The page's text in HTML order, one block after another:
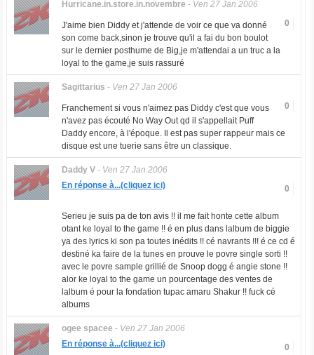
Hurricane.in.store.in.novembre - Ven 27 Jan 2006
0
J'aime bien Diddy et j'attende de voir ce que va donné
son come back,sinon je trouve qu'il a fai du bon boulot
sur le dernier posthume de Big,je m'attendai a un truc a la
loyal to the game,je suis rassuré
Sagittarius - Ven 27 Jan 2006
0
Franchement si vous n'aimez pas Diddy c'est que vous
n'avez pas écouté No Way Out qd il s'appellait Puff
Daddy encore, à l'époque. Il est pas super rappeur mais ce
disque est une tuerie sans être un classique.
Daddy V- Ven 27 Jan 2006
0
En réponse à...(cliquez ici)
Serieu je suis pa de ton avis !! il me fait honte cette album
otant ke loyal to the game !! é en plus dans lalbum de biggie
ya des lyrics ki son pa toutes inédits !! cé navrants !!! é ce cd é
destiné ka faire de la tunes en prouve le povre single sorti !!
avec le povre sample grillié de Snoop dogg é angie stone !!
alor ke loyal to the game un pourcentage des ventes de
lalbum é pour la fondation tupac amaru Shakur !! fuck cé
albums
ogee spacee - Ven 27 Jan 2006
0
En réponse à...(cliquez ici)